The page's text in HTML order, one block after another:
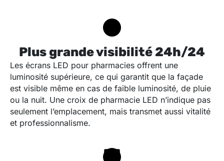
Plus grande visibilité 24h/24
Les écrans LED pour pharmacies offrent une
luminosité supérieure, ce qui garantit que la façade
est visible même en cas de faible luminosité, de pluie
ou la nuit. Une croix de pharmacie LED n’indique pas
seulement l’emplacement, mais transmet aussi vitalité
et professionnalisme.